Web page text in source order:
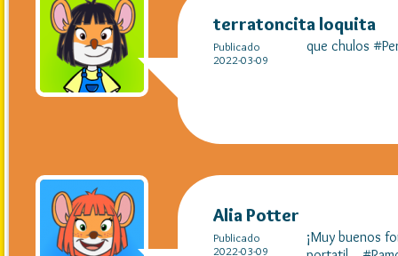
terratoncita loquita
Publicado
2022-03-09
que chulos
Alia Potter
Publicado
2022-03-09
¡Muy buenos